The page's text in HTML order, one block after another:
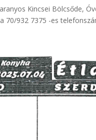
Kincsei Bölcsőde,
70/932 7375 -es